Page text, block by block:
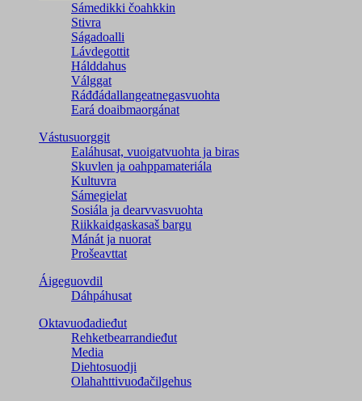
Sámedikki čoahkkin
Stivra
Ságadoalli
Lávdegottit
Hálddahus
Válggat
Ráđđádallangeatnegas­vuohta
Eará doaibmaorgánat
Vástusuorggit
Ealáhusat, vuoigatvuohta ja biras
Skuvlen ja oahppamateriála
Kultuvra
Sámegielat
Sosiála ja dearvvasvuohta
Riikkaidgaskasaš bargu
Mánát ja nuorat
Prošeavttat
Áigeguovdil
Dáhpáhusat
Oktavuođadieđut
Rehketbearrandieđut
Media
Diehtosuodji
Olahahttivuođačilgehus